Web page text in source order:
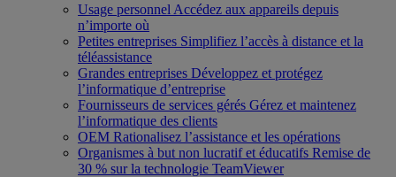
Usage personnel Accédez aux appareils depuis
n’importe où
Petites entreprises Simplifiez l’accès à distance et la
téléassistance
Grandes entreprises Développez et protégez
l’informatique d’entreprise
Fournisseurs de services gérés Gérez et maintenez
l’informatique des clients
OEM Rationalisez l’assistance et les opérations
Organismes à but non lucratif et éducatifs Remise de
30 % sur la technologie TeamViewer